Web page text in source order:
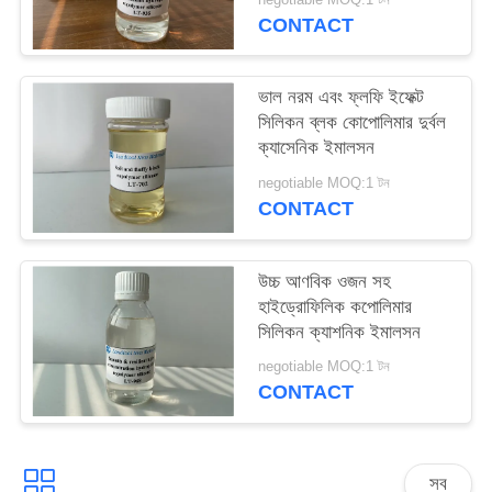
PRIVACY
POLICY
CONTACT
ভাল নরম এবং ফ্লফি ইফেক্ট
সিলিকন ব্লক কোপোলিমার দুর্বল
ক্যাসেনিক ইমালসন
negotiable MOQ:1 টন
CONTACT
উচ্চ আণবিক ওজন সহ
হাইড্রোফিলিক কপোলিমার
সিলিকন ক্যাশনিক ইমালসন
negotiable MOQ:1 টন
CONTACT
সব